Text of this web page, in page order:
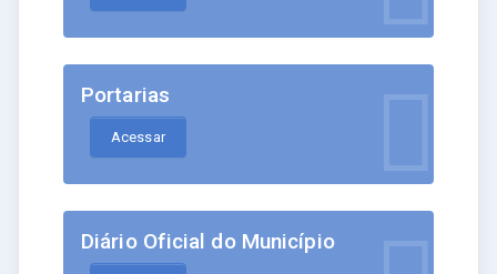
Portarias
Acessar
Diário Oficial do Município